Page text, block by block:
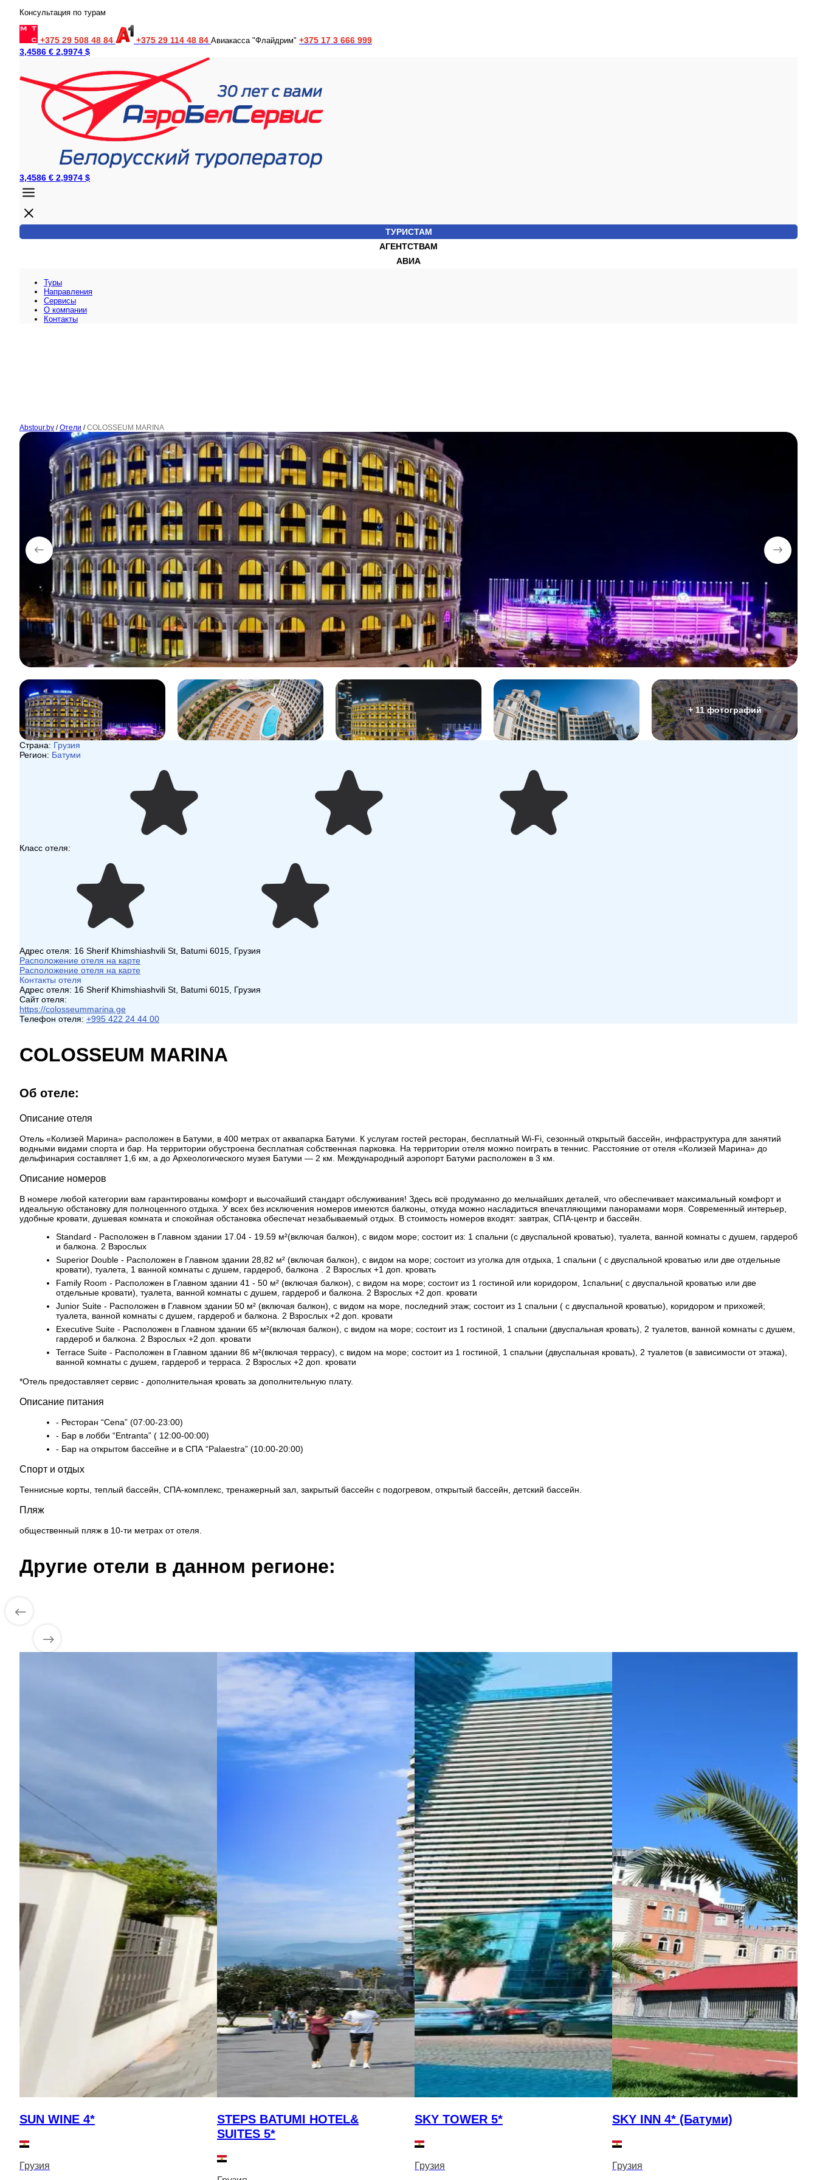
Консультация по турам
+375 29 508 48 84 +375 29 114 48 84 Авиакасса "Флайдрим" +375 17 3 666 999
3,4586 € 2,9974 $
3,4586 € 2,9974 $
ТУРИСТАМ
АГЕНТСТВАМ
АВИА
Туры
Направления
Сервисы
O компании
Контакты
Abstour.by / Отели / COLOSSEUM MARINA
+ 11 фотографий
Страна: Грузия
Регион: Батуми
Класс отеля:
Адрес отеля: 16 Sherif Khimshiashvili St, Batumi 6015, Грузия
Расположение отеля на карте
Расположение отеля на карте
Контакты отеля
Адрес отеля: 16 Sherif Khimshiashvili St, Batumi 6015, Грузия
Сайт отеля:
https://colosseummarina.ge
Телефон отеля: +995 422 24 44 00
COLOSSEUM MARINA
Об отеле:
Описание отеля
Отель «Колизей Марина» расположен в Батуми, в 400 метрах от аквапарка Батуми. К услугам гостей ресторан, бесплатный Wi-Fi, сезонный открытый бассейн, инфраструктура для занятий
водными видами спорта и бар. На территории обустроена бесплатная собственная парковка. На территории отеля можно поиграть в теннис. Расстояние от отеля «Колизей Марина» до
дельфинария составляет 1,6 км, а до Археологического музея Батуми — 2 км. Международный аэропорт Батуми расположен в 3 км.
Описание номеров
В номере любой категории вам гарантированы комфорт и высочайший стандарт обслуживания! Здесь всё продуманно до мельчайших деталей, что обеспечивает максимальный комфорт и
идеальную обстановку для полноценного отдыха. У всех без исключения номеров имеются балконы, откуда можно насладиться впечатляющими панорамами моря. Современный интерьер,
удобные кровати, душевая комната и спокойная обстановка обеспечат незабываемый отдых. В стоимость номеров входят: завтрак, СПА-центр и бассейн.
Standard - Расположен в Главном здании 17.04 - 19.59 м²(включая балкон), с видом море; состоит из: 1 спальни (с двуспальной кроватью), туалета, ванной комнаты с душем, гардероб
и балкона. 2 Взрослых
Superior Double - Расположен в Главном здании 28,82 м² (включая балкон), с видом на море; состоит из уголка для отдыха, 1 спальни ( с двуспальной кроватью или две отдельные
кровати), туалета, 1 ванной комнаты с душем, гардероб, балкона . 2 Взрослых +1 доп. кровать
Family Room - Расположен в Главном здании 41 - 50 м² (включая балкон), с видом на море; состоит из 1 гостиной или коридором, 1спальни( с двуспальной кроватью или две
отдельные кровати), туалета, ванной комнаты с душем, гардероб и балкона. 2 Взрослых +2 доп. кровати
Junior Suite - Расположен в Главном здании 50 м² (включая балкон), с видом на море, последний этаж; состоит из 1 спальни ( с двуспальной кроватью), коридором и прихожей;
туалета, ванной комнаты с душем, гардероб и балкона. 2 Взрослых +2 доп. кровати
Executive Suite - Расположен в Главном здании 65 м²(включая балкон), с видом на море; состоит из 1 гостиной, 1 спальни (двуспальная кровать), 2 туалетов, ванной комнаты с душем,
гардероб и балкона. 2 Взрослых +2 доп. кровати
Terrace Suite - Расположен в Главном здании 86 м²(включая террасу), с видом на море; состоит из 1 гостиной, 1 спальни (двуспальная кровать), 2 туалетов (в зависимости от этажа),
ванной комнаты с душем, гардероб и терраса. 2 Взрослых +2 доп. кровати
*Отель предоставляет сервис - дополнительная кровать за дополнительную плату.
Описание питания
- Ресторан “Cena” (07:00-23:00)
- Бар в лобби “Entranta” ( 12:00-00:00)
- Бар на открытом бассейне и в СПА “Palaestra” (10:00-20:00)
Спорт и отдых
Теннисные корты, теплый бассейн, СПА-комплекс, тренажерный зал, закрытый бассейн с подогревом, открытый бассейн, детский бассейн.
Пляж
общественный пляж в 10-ти метрах от отеля.
Другие отели в данном регионе:
SUN WINE 4*
Грузия
STEPS BATUMI HOTEL&
SUITES 5*
SKY TOWER 5*
Грузия
SKY INN 4* (Батуми)
Грузия